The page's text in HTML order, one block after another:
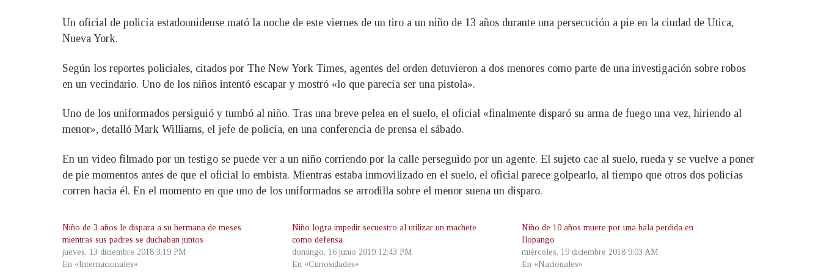
Un oficial de policía estadounidense mató la noche de este viernes de un tiro a un niño de 13 años durante una persecución a pie en la ciudad de Utica,
Nueva York.
Según los reportes policiales, citados por The New York Times, agentes del orden detuvieron a dos menores como parte de una investigación sobre robos
en un vecindario. Uno de los niños intentó escapar y mostró «lo que parecía ser una pistola».
Uno de los uniformados persiguió y tumbó al niño. Tras una breve pelea en el suelo, el oficial «finalmente disparó su arma de fuego una vez, hiriendo al
menor», detalló Mark Williams, el jefe de policía, en una conferencia de prensa el sábado.
En un video filmado por un testigo se puede ver a un niño corriendo por la calle perseguido por un agente. El sujeto cae al suelo, rueda y se vuelve a poner
de pie momentos antes de que el oficial lo embista. Mientras estaba inmovilizado en el suelo, el oficial parece golpearlo, al tiempo que otros dos policías
corren hacia él. En el momento en que uno de los uniformados se arrodilla sobre el menor suena un disparo.
Niño de 3 años le dispara a su hermana de meses
mientras sus padres se duchaban juntos
jueves, 13 diciembre 2018 3:19 PM
En «Internacionales»
Niño logra impedir secuestro al utilizar un machete
como defensa
domingo, 16 junio 2019 12:43 PM
En «Curiosidades»
Niño de 10 años muere por una bala perdida en
Ilopango
miércoles, 19 diciembre 2018 9:03 AM
En «Nacionales»